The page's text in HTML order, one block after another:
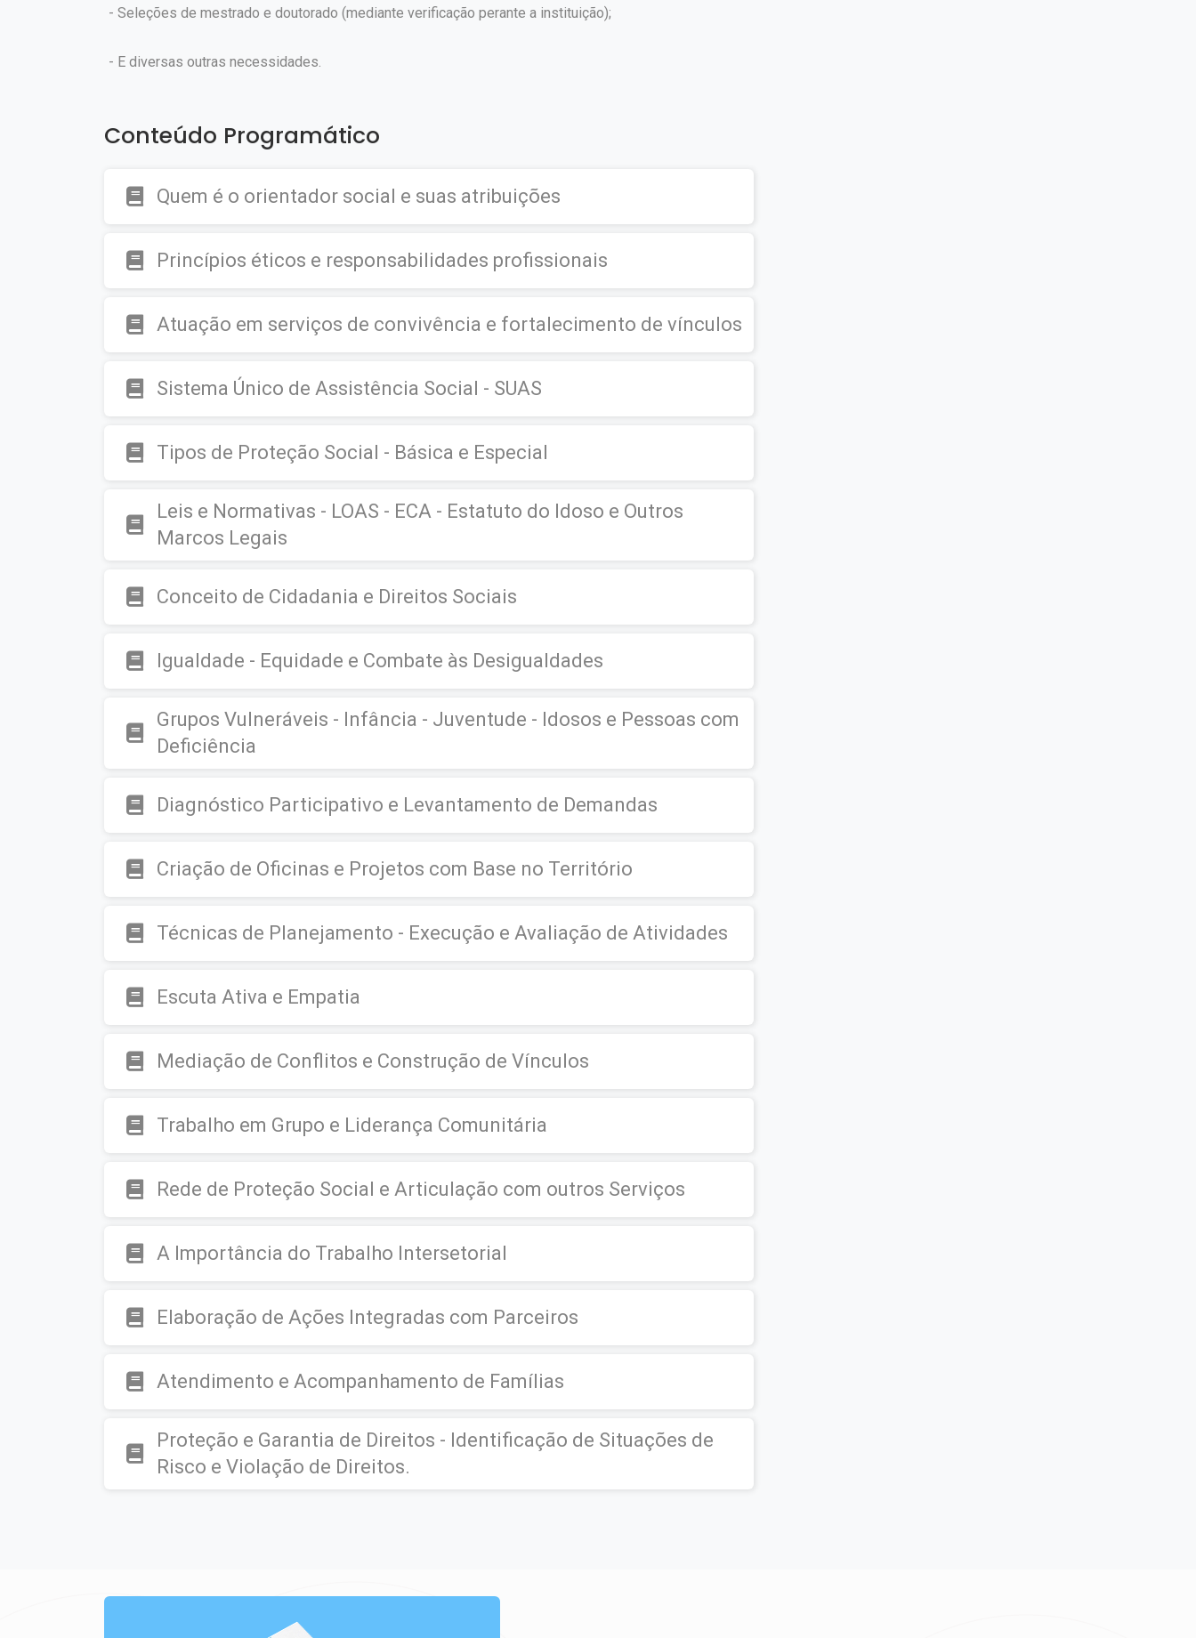
- Seleções de mestrado e doutorado (mediante verificação perante a instituição);
- E diversas outras necessidades.
Conteúdo Programático
Quem é o orientador social e suas atribuições
Princípios éticos e responsabilidades profissionais
Atuação em serviços de convivência e fortalecimento de vínculos
Sistema Único de Assistência Social - SUAS
Tipos de Proteção Social - Básica e Especial
Leis e Normativas - LOAS - ECA - Estatuto do Idoso e Outros
Marcos Legais
Conceito de Cidadania e Direitos Sociais
Igualdade - Equidade e Combate às Desigualdades
Grupos Vulneráveis - Infância - Juventude - Idosos e Pessoas com
Deficiência
Diagnóstico Participativo e Levantamento de Demandas
Criação de Oficinas e Projetos com Base no Território
Técnicas de Planejamento - Execução e Avaliação de Atividades
Escuta Ativa e Empatia
Mediação de Conflitos e Construção de Vínculos
Trabalho em Grupo e Liderança Comunitária
Rede de Proteção Social e Articulação com outros Serviços
A Importância do Trabalho Intersetorial
Elaboração de Ações Integradas com Parceiros
Atendimento e Acompanhamento de Famílias
Proteção e Garantia de Direitos - Identificação de Situações de
Risco e Violação de Direitos.